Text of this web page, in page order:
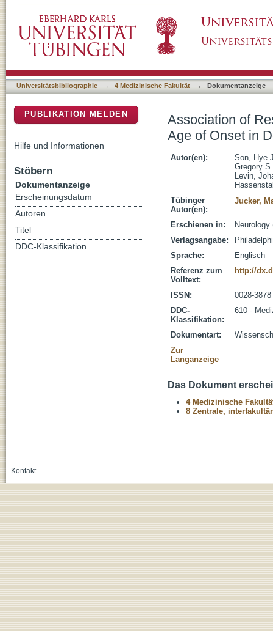
Inherited Alzheimer Disease
Universitätsbibliographie → 4 Medizinische Fakultät → Dokumentanzeige
Association of
Age of Onset in
Autor(en):
Son, Hye
Gregory S.
Levin,
Tübinger
Autor(en):
Jucker,
Erschienen in:
Verlagsangabe:
Sprache:
Englisch
Referenz zum
Volltext:
http://
ISSN:
0028-3878
DDC-
Klassifikation:
610 -
Dokumentart:
Zur
Langanzeige
Das Dokument
4 Medizinische
8 Zentrale,
PUBLIKATION MELDEN
Hilfe und Informationen
Stöbern
Dokumentanzeige
Erscheinungsdatum
Autoren
Titel
DDC-Klassifikation
Kontakt